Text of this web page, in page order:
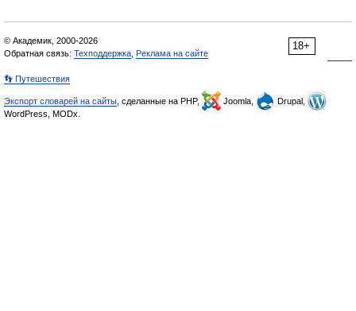
18+
© Академик, 2000-2026
Обратная связь: Техподдержка Реклама на сайте
👣 Путешествия
Экспорт словарей на сайты , сделанные на PHP, Joomla,
Drupal,
WordPress, MODx.